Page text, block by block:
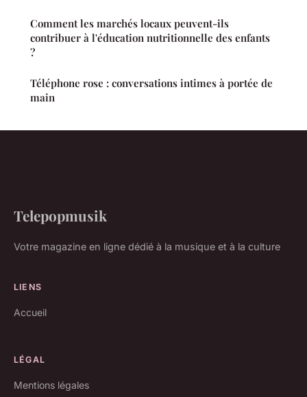
Comment les marchés locaux peuvent-ils
contribuer à l'éducation nutritionnelle des enfants
?
Téléphone rose : conversations intimes à portée de
main
Telepopmusik
Votre magazine en ligne dédié à la musique et à la culture
LIENS
Accueil
LÉGAL
Mentions légales